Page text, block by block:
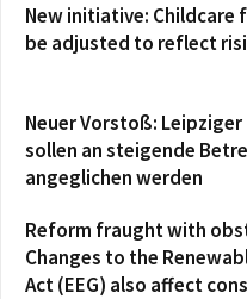
New initiative: Childcare
be adjusted to reflect
Neuer Vorstoß:
sollen an steigende
angeglichen werden
Reform fraught with
Changes to the
Act (EEG) also affect